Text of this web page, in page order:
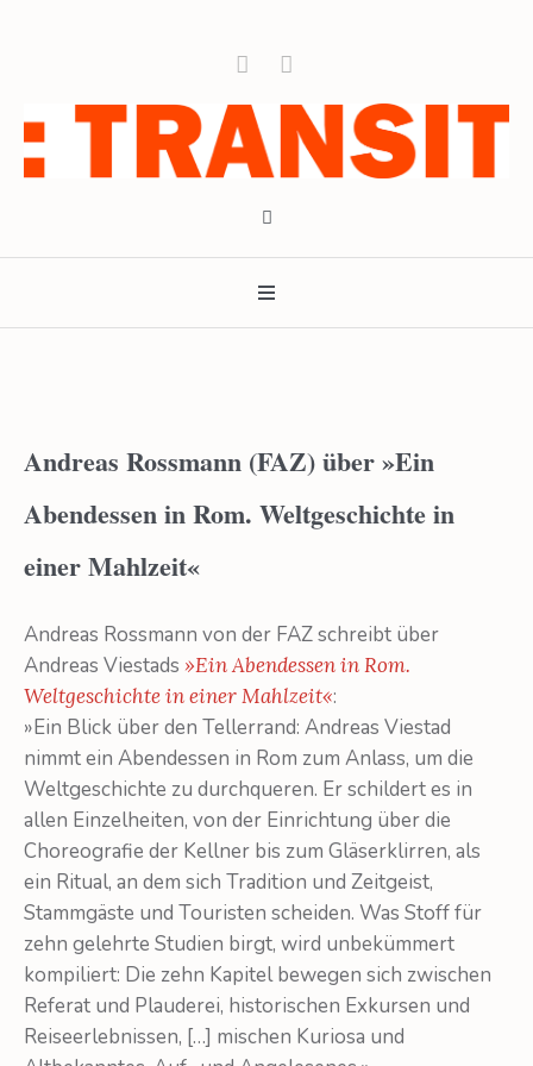
Andreas Rossmann (FAZ) über »Ein
Abendessen in Rom. Weltgeschichte in
einer Mahlzeit«
Andreas Rossmann von der FAZ schreibt über
Andreas Viestads »Ein Abendessen in Rom.
Weltgeschichte in einer Mahlzeit«:
»Ein Blick über den Tellerrand: Andreas Viestad
nimmt ein Abendessen in Rom zum Anlass, um die
Weltgeschichte zu durchqueren. Er schildert es in
allen Einzelheiten, von der Einrichtung über die
Choreografie der Kellner bis zum Gläserklirren, als
ein Ritual, an dem sich Tradition und Zeitgeist,
Stammgäste und Touristen scheiden. Was Stoff für
zehn gelehrte Studien birgt, wird unbekümmert
kompiliert: Die zehn Kapitel bewegen sich zwischen
Referat und Plauderei, historischen Exkursen und
Reiseerlebnissen, […] mischen Kuriosa und